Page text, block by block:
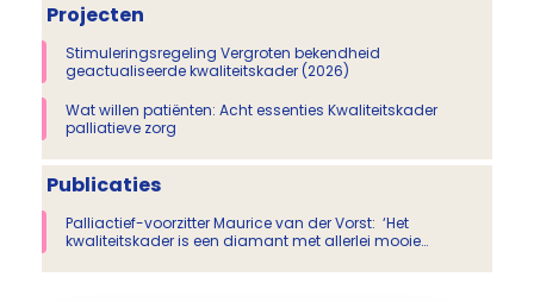
Projecten
Stimuleringsregeling Vergroten bekendheid
geactualiseerde kwaliteitskader (2026)
Wat willen patiënten: Acht essenties Kwaliteitskader
palliatieve zorg
Publicaties
Palliactief-voorzitter Maurice van der Vorst: ‘Het
kwaliteitskader is een diamant met allerlei mooie